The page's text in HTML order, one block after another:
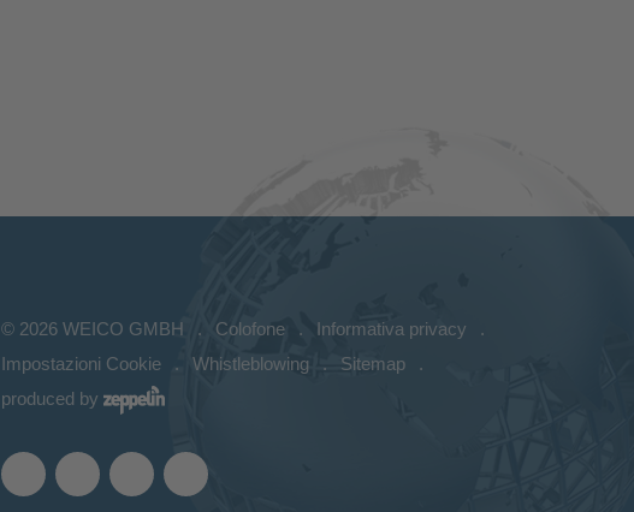
© 2026 WEICO GMBH Colofone
Informativa privacy
Impostazioni Cookie
Whistleblowing
Sitemap
produced by